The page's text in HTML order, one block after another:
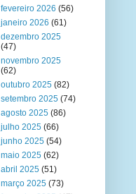
fevereiro 2026 (56)
janeiro 2026 (61)
dezembro 2025
(47)
novembro 2025
(62)
outubro 2025 (82)
setembro 2025 (74)
agosto 2025 (86)
julho 2025 (66)
junho 2025 (54)
maio 2025 (62)
abril 2025 (51)
março 2025 (73)